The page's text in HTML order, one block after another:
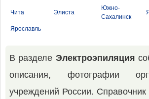
Чита Элиста
Южно-
Сахалинск
Ярославль
В разделе Электроэпиляция
описания, фотографии
учреждений России. Справочник